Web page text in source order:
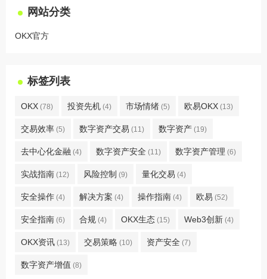
网站分类
OKX官方
标签列表
OKX (78) 投资先机 (4) 市场情绪 (5) 欧易OKX (13)
交易效率 (5) 数字资产交易 (11) 数字资产 (19)
去中心化金融 (4) 数字资产安全 (11) 数字资产管理 (6)
实战指南 (12) 风险控制 (9) 量化交易 (4)
安全操作 (4) 解决方案 (4) 操作指南 (4) 欧易 (52)
安全指南 (6) 合规 (4) OKX生态 (15) Web3创新 (4)
OKX资讯 (13) 交易策略 (10) 资产安全 (7)
数字资产增值 (8)